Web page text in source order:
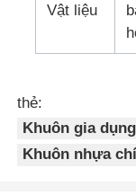
Năng phun kép
Dầu đúc phun
Vật liệu
thẻ:
Khuôn gia dụng
Khuôn nhựa